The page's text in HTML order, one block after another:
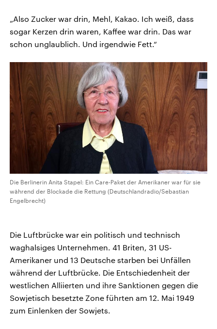
„Also Zucker war drin, Mehl, Kakao. Ich weiß, dass
sogar Kerzen drin waren, Kaffee war drin. Das war
schon unglaublich. Und irgendwie Fett.“
Die Berlinerin Anita Stapel: Ein Care-Paket der Amerikaner war für sie
während der Blockade die Rettung (Deutschlandradio/Sebastian
Engelbrecht)
Die Luftbrücke war ein politisch und technisch
waghalsiges Unternehmen. 41 Briten, 31 US-
Amerikaner und 13 Deutsche starben bei Unfällen
während der Luftbrücke. Die Entschiedenheit der
westlichen Alliierten und ihre Sanktionen gegen die
Sowjetisch besetzte Zone führten am 12. Mai 1949
zum Einlenken der Sowjets.